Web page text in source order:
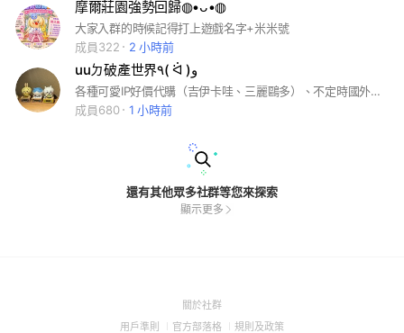
摩爾莊園強勢回歸◍•ᴗ•◍
大家入群的時候記得打上遊戲名字+米米號
成員322
2 小時前
uuㄉ破產世界٩( ᐛ )و
各種可愛IP好價代購（吉伊卡哇、三麗鷗多）、不定時國外連線（日本多）🇯🇵🙌🏻 快進來跟大家一起大爆買把錢花光光😻🫶🏻
成員680
1 小時前
還有其他眾多社群等您來探索
顯示更多
關於社群(Open
用戶準則 (Open
官方部落格 (Open
規則及政策(Open